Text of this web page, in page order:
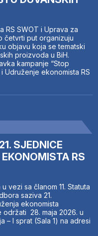
RS SWOT i Uprava za
četvrti put organizuju
objavu koja se tematski
proizvoda u BiH.
kampanje “Stop
Udruženje ekonomista RS
SJEDNICE
RS
vezi sa članom 11. Statuta
saziva 21.
ekonomista
održati 28. maja 2026. u
– I sprat (Sala 1) na adresi